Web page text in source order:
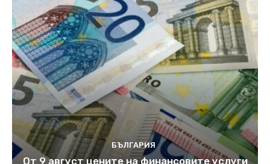
БЪЛГАРИЯ
От 9 август цените на финансовите услуги